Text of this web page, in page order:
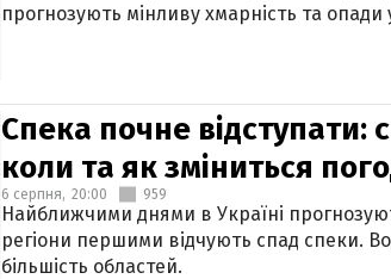
прогнозують мінливу хмарність та опади
Спека почне відступати:
коли та як зміниться
6 серпня, 20:00 959
Найближчими днями в Україні
регіони першими відчують спад спеки.
більшість областей.